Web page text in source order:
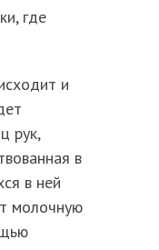
где
и
рук,
в
в ней
молочную